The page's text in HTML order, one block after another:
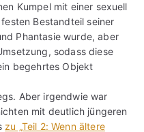
Kumpel mit einer sexuell
Bestandteil seiner
Phantasie wurde, aber
sodass diese
begehrtes Objekt
Aber irgendwie war
mit deutlich jüngeren
zu „Teil 2: Wenn ältere